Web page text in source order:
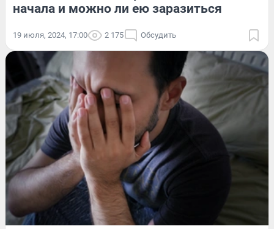
начала и можно ли ею заразиться
19 июля, 2024, 17:00 2 175 Обсудить